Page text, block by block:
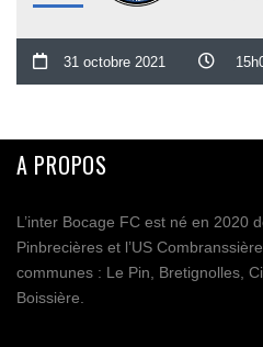
31 octobre 2021
A PROPOS
L’inter Bocage FC est né en 2020
Pinbrecières et l’US
communes : Le Pin, Bretignolles,
Boissière.